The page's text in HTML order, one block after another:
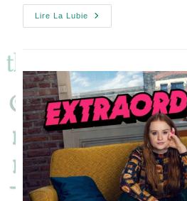
Lire La Lubie
Les
Meilleurs
ELEMENTARY
!